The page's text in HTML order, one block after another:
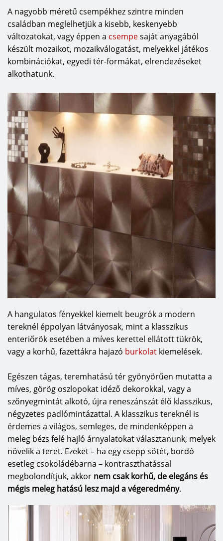
A nagyobb méretű csempékhez szintre minden
családban meglelhetjük a kisebb, keskenyebb
változatokat, vagy éppen a csempesaját anyagából
készült mozaikot, mozaikválogatást, melyekkel játékos
kombinációkat, egyedi tér-formákat, elrendezéseket
alkothatunk.
A hangulatos fényekkel kiemelt beugrók a modern
tereknél éppolyan látványosak, mint a klasszikus
enteriőrök esetében a míves kerettel ellátott tükrök,
vagy a korhű, fazettákra hajazó burkolat kiemelések.
Egészen tágas, teremhatású tér gyönyörűen mutatta a
míves, görög oszlopokat idéző dekorokkal, vagy a
szőnyegmintát alkotó, újra reneszánszát élő klasszikus,
négyzetes padlómintázattal. A klasszikus tereknél is
érdemes a világos, semleges, de mindenképpen a
meleg bézs felé hajló árnyalatokat választanunk, melyek
növelik a teret. Ezeket – ha egy csepp sötét, bordó
esetleg csokoládébarna – kontraszthatással
megbolondítjuk, akkor nem csak korhű, de elegáns és
mégis meleg hatású lesz majd a végeredmény.